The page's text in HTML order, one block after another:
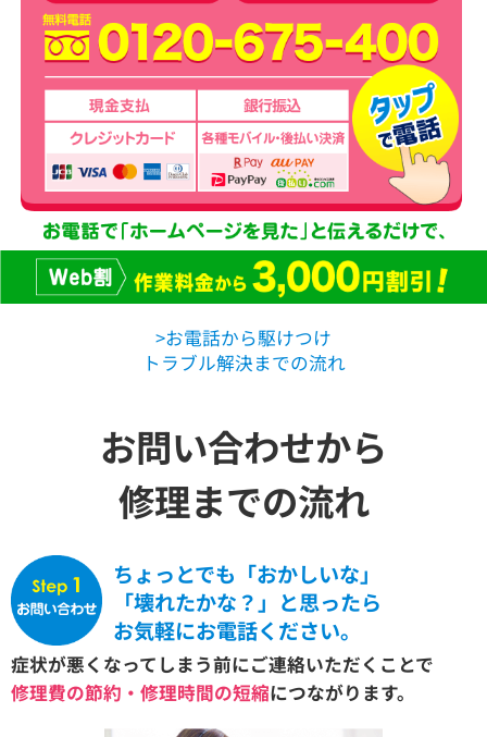
>お電話から駆けつけ
トラブル解決までの流れ
お問い合わせから
修理までの流れ
ちょっとでも「おかしいな」
「壊れたかな？」と思ったら
お気軽にお電話ください。
症状が悪くなってしまう前にご連絡いただくことで
修理費の節約・修理時間の短縮につながります。